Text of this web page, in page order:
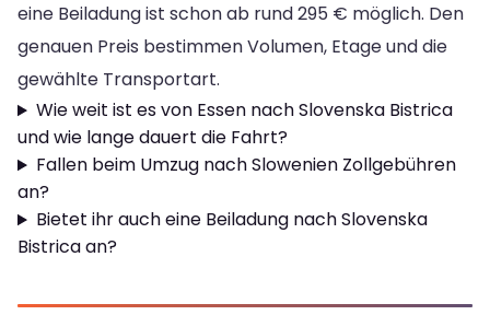
eine Beiladung ist schon ab rund 295 € möglich. Den
genauen Preis bestimmen Volumen, Etage und die
gewählte Transportart.
Wie weit ist es von Essen nach Slovenska Bistrica
und wie lange dauert die Fahrt?
Fallen beim Umzug nach Slowenien Zollgebühren
an?
Bietet ihr auch eine Beiladung nach Slovenska
Bistrica an?